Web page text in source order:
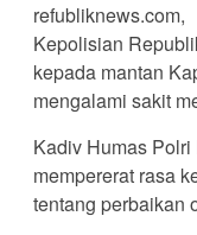
refubliknews.com,
Kepolisian
kepada mantan
mengalami sakit
Kadiv Humas
mempererat rasa
tentang perbaikan